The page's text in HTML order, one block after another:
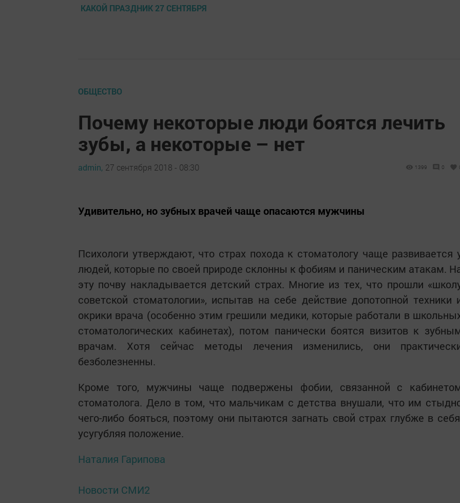
КАКОЙ ПРАЗДНИК 27 СЕНТЯБРЯ
ОБЩЕСТВО
Почему некоторые люди боятся лечить
зубы, а некоторые – нет
admin, 27 сентября 2018 - 08:30 1399 0
Удивительно, но зубных врачей чаще опасаются мужчины
Психологи утверждают, что страх похода к стоматологу чаще развивается
людей, которые по своей природе склонны к фобиям и паническим атакам.
эту почву накладывается детский страх. Многие из тех, что прошли
советской стоматологии», испытав на себе действие допотопной техники
окрики врача (особенно этим грешили медики, которые работали в
стоматологических кабинетах), потом панически боятся визитов к
врачам. Хотя сейчас методы лечения изменились, они
безболезненны.
Кроме того, мужчины чаще подвержены фобии, связанной с
стоматолога. Дело в том, что мальчикам с детства внушали, что им
чего-либо бояться, поэтому они пытаются загнать свой страх глубже в
усугубляя положение.
Наталия Гарипова
Новости СМИ2